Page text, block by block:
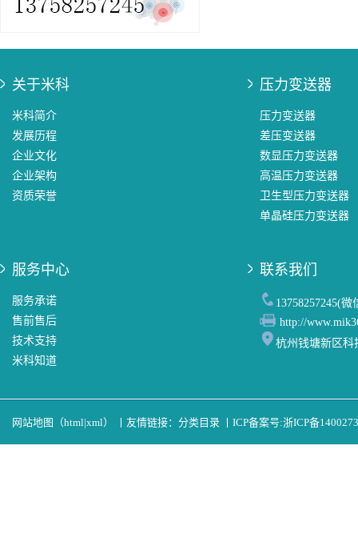
关于米科
米科简介
发展历程
企业文化
企业架构
资质荣誉
压力变送器
压力变送器
差压变送器
数显压力变送器
高温压力变送器
卫生型压力变送器
单晶硅压力变送器
服务中心
服务承诺
售前售后
技术支持
米科知道
联系我们
13758257245(微
http://
杭州钱塘新区科
网站地图（html|xml） 友情链接： 分类目录 ICP备案号:浙ICP备